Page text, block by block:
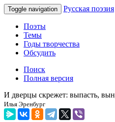
Toggle navigation Русская поэзия
Поэты
Темы
Годы творчества
Обсудить
Поиск
Полная версия
И дверцы скрежет: выпасть,
Илья Эренбург